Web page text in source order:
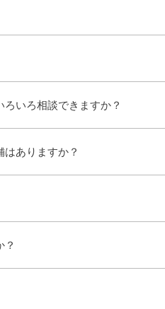
いろ相談できますか？
ありますか？
？